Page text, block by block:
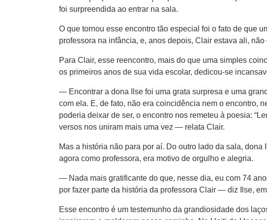
foi surpreendida ao entrar na sala.
O que tornou esse encontro tão especial foi o fato de que
professora na infância, e, anos depois, Clair estava ali,
Para Clair, esse reencontro, mais do que uma simples
os primeiros anos de sua vida escolar, dedicou-se
— Encontrar a dona Ilse foi uma grata surpresa e uma
com ela. E, de fato, não era coincidência nem o encontro,
poderia deixar de ser, o encontro nos remeteu à poesia:
versos nos uniram mais uma vez — relata Clair.
Mas a história não para por aí. Do outro lado da sala,
agora como professora, era motivo de orgulho e alegria.
— Nada mais gratificante do que, nesse dia, eu com 74
por fazer parte da história da professora Clair — diz Ilse,
Esse encontro é um testemunho da grandiosidade dos